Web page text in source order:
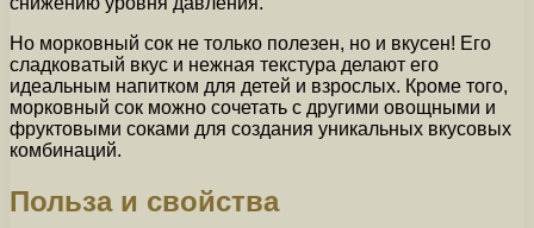
Но морковный сок не только полезен, но и вкусен! Его
сладковатый вкус и нежная текстура делают его
идеальным напитком для детей и взрослых. Кроме того,
морковный сок можно сочетать с другими овощными и
фруктовыми соками для создания уникальных вкусовых
комбинаций.
Польза и свойства